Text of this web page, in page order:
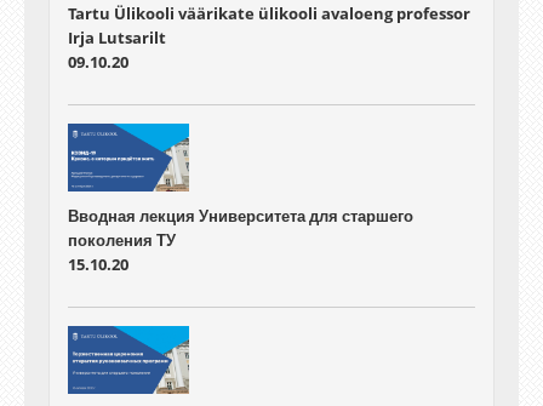
Tartu Ülikooli väärikate ülikooli avaloeng professor
Irja Lutsarilt
09.10.20
Вводная лекция Университета для старшего
поколения ТУ
15.10.20